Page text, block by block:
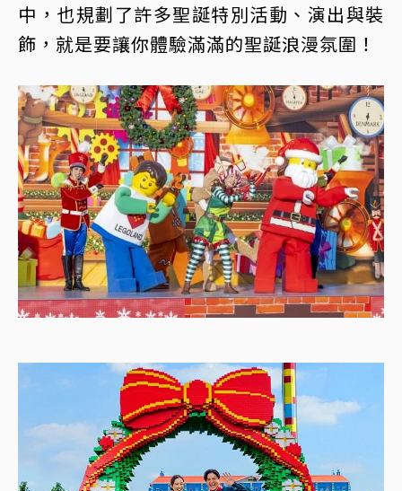
中，也規劃了許多聖誕特別活動、演出與裝
飾，就是要讓你體驗滿滿的聖誕浪漫氛圍！